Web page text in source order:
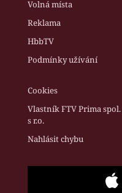
Volná místa
Reklama
HbbTV
Podmínky užívání
Cookies
Vlastník FTV Prima spol.
s r.o.
Nahlásit chybu